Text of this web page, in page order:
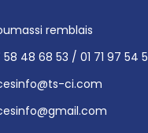
remblais
48 68 53 / 01 71 97 54 5
ci.com